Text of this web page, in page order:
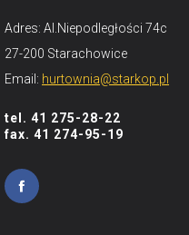
Adres: Al.Niepodległości 74c
27-200 Starachowice
Email: hurtownia@starkop.pl
tel. 41 275-28-22
fax. 41 274-95-19